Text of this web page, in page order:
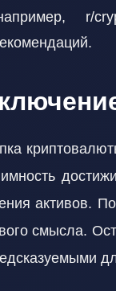
r/
активов.
смысла.